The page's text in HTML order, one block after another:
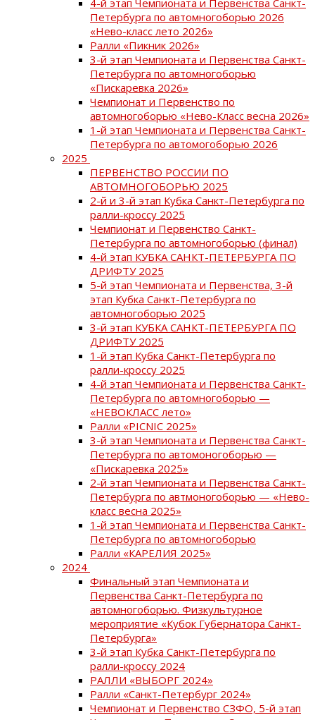
Петербурга по автомногоборью 2026
«Нево-класс лето 2026»
Ралли «Пикник 2026»
3-й этап Чемпионата и Первенства Санкт-
Петербурга по автомногоборью
«Пискаревка 2026»
Чемпионат и Первенство по
автомногоборью «Нево-Класс весна 2026»
1-й этап Чемпионата и Первенства Санкт-
Петербурга по автомогоборью 2026
2025
ПЕРВЕНСТВО РОССИИ ПО
АВТОМНОГОБОРЬЮ 2025
2-й и 3-й этап Кубка Санкт-Петербурга по
ралли-кроссу 2025
Чемпионат и Первенство Санкт-
Петербурга по автомногоборью (финал)
4-й этап КУБКА САНКТ-ПЕТЕРБУРГА ПО
ДРИФТУ 2025
5-й этап Чемпионата и Первенства, 3-й
этап Кубка Санкт-Петербурга по
автомногоборью 2025
3-й этап КУБКА САНКТ-ПЕТЕРБУРГА ПО
ДРИФТУ 2025
1-й этап Кубка Санкт-Петербурга по
ралли-кроссу 2025
4-й этап Чемпионата и Первенства Санкт-
Петербурга по автомногоборью —
«НЕВОКЛАСС лето»
Ралли «PICNIC 2025»
3-й этап Чемпионата и Первенства Санкт-
Петербурга по автомоногоборью —
«Пискаревка 2025»
2-й этап Чемпионата и Первенства Санкт-
Петербурга по автмоногоборью — «Нево-
класс весна 2025»
1-й этап Чемпионата и Первенства Санкт-
Петербурга по автомногоборью
Ралли «КАРЕЛИЯ 2025»
2024
Финальный этап Чемпионата и
Первенства Санкт-Петербурга по
автомногоборью. Физкультурное
мероприятие «Кубок Губернатора Санкт-
Петербурга»
3-й этап Кубка Санкт-Петербурга по
ралли-кроссу 2024
РАЛЛИ «ВЫБОРГ 2024»
Ралли «Санкт-Петербург 2024»
Чемпионат и Первенство СЗФО, 5-й этап